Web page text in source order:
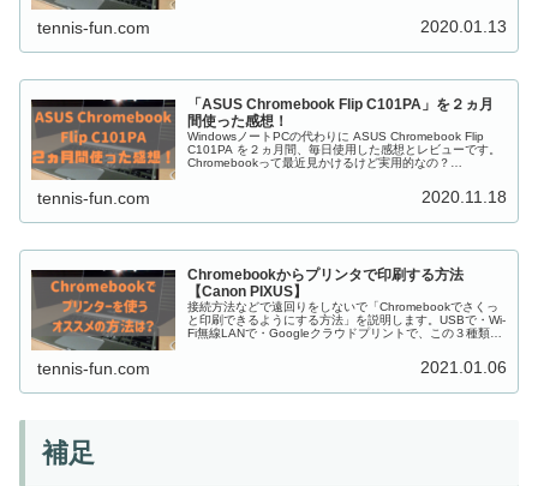
いいの？」というのが次の疑問です。あなたの
tennis-fun.com 2020.01.13
「ASUS Chromebook Flip C101PA」を２ヵ月
間使った感想！
WindowsノートPCの代わりに ASUS Chromebook Flip
C101PA を２ヵ月間、毎日使用した感想とレビューです。
Chromebookって最近見かけるけど実用的なの？
します。実際に２ヶ月間使用して、実際に感じたこと、思
っていることを率直に書いています。ぜひ御覧ください！
tennis-fun.com 2020.11.18
Chromebookからプリンタで印刷する方法
【Canon PIXUS】
接続方法などで遠回りをしないで「Chromebookでさくっ
と印刷できるようにする方法」を説明します。USBで・Wi-
Fi無線LANで・Googleクラウドプリントで、この３種類の
Chromebook Flip C101PA から、Canonのプリンター
PIXUS MG5530 を使って簡単にプリントアウトすること
tennis-fun.com 2021.01.06
補足